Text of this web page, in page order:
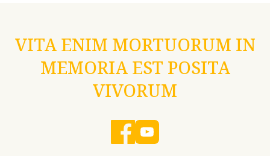
VITA ENIM MORTUORUM IN
MEMORIA EST POSITA
VIVORUM